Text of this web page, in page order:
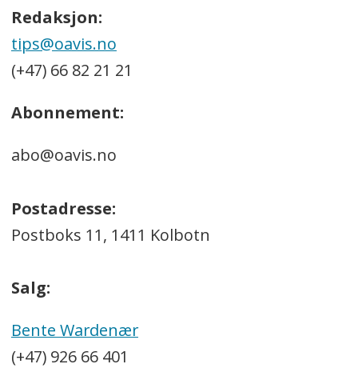
Redaksjon:
tips@oavis.no
(+47) 66 82 21 21
Abonnement:
abo@oavis.no
Postadresse:
Postboks 11, 1411 Kolbotn
Salg:
Bente Wardenær
(+47) 926 66 401